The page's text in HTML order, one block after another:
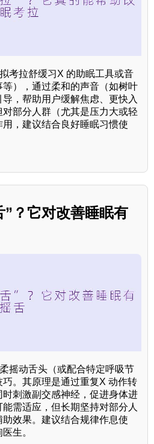
考拉舒缓习X 的助眠工具或音
），通过柔和的声音（如树叶
，帮助用户缓解焦虑、更快入
部分人群（尤其是压力大或轻
，建议结合良好睡眠习惯使
”？它对改善睡眠有
摇动舌头（或配合特定呼吸节
。其原理是通过重复X 动作转
刺激副交感神经，促进身体进
需适应，但长期坚持对部分人
效果。建议结合规律作息使
生。